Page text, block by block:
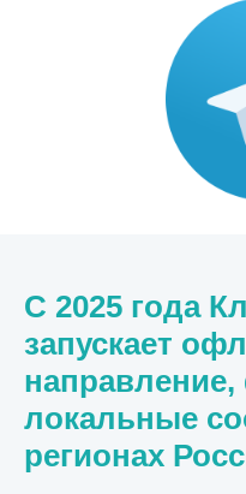
С 2025 года
запускает
локальные
регионах